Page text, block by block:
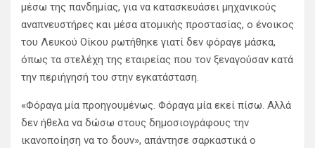
μέσω της πανδημίας, για να κατασκευάσει μηχανικούς
αναπνευστήρες και μέσα ατομικής προστασίας, ο ένοικος
του Λευκού Οίκου ρωτήθηκε γιατί δεν φόραγε μάσκα,
όπως τα στελέχη της εταιρείας που τον ξεναγούσαν κατά
την περιήγησή του στην εγκατάσταση.
«Φόραγα μία προηγουμένως. Φόραγα μία εκεί πίσω. Αλλά
δεν ήθελα να δώσω στους δημοσιογράφους την
ικανοποίηση να το δουν», απάντησε σαρκαστικά ο